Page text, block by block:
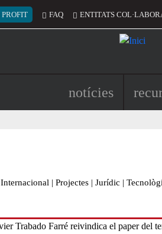
del compte d'usuari
PROFIT FAQ ENTITATS
Navegació
notícies
Internacional | Projectes | Jurídic |